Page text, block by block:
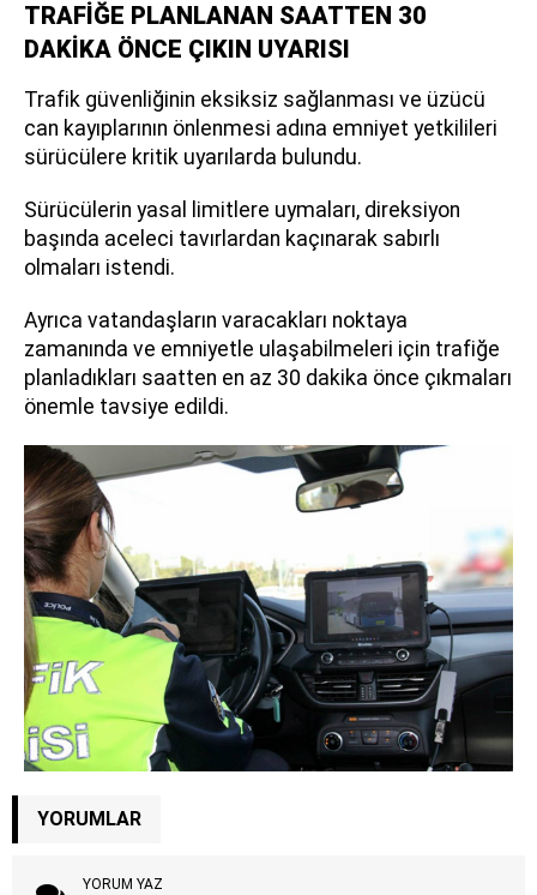
TRAFİĞE PLANLANAN SAATTEN 30
DAKİKA ÖNCE ÇIKIN UYARISI
Trafik güvenliğinin eksiksiz sağlanması ve üzücü
can kayıplarının önlenmesi adına emniyet yetkilileri
sürücülere kritik uyarılarda bulundu.
Sürücülerin yasal limitlere uymaları, direksiyon
başında aceleci tavırlardan kaçınarak sabırlı
olmaları istendi.
Ayrıca vatandaşların varacakları noktaya
zamanında ve emniyetle ulaşabilmeleri için trafiğe
planladıkları saatten en az 30 dakika önce çıkmaları
önemle tavsiye edildi.
YORUMLAR
YORUM YAZ